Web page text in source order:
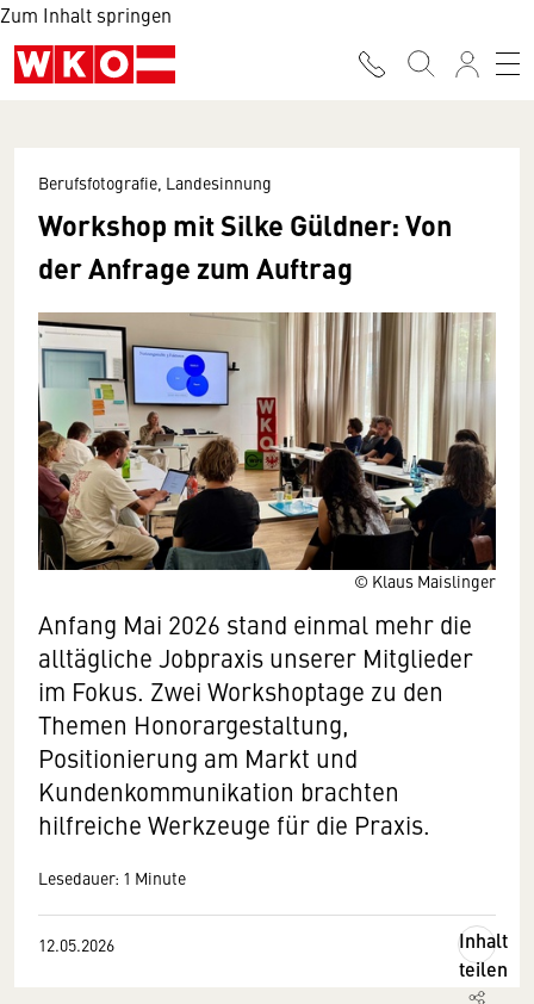
Zum Inhalt springen
© Klaus Maislinger
Berufsfotografie, Landesinnung
Workshop mit Silke Güldner: Von
der Anfrage zum Auftrag
Anfang Mai 2026 stand einmal mehr die
alltägliche Jobpraxis unserer Mitglieder
im Fokus. Zwei Workshoptage zu den
Themen Honorargestaltung,
Positionierung am Markt und
Kundenkommunikation brachten
hilfreiche Werkzeuge für die Praxis.
Lesedauer: 1 Minute
12.05.2026
Inhalt
teilen